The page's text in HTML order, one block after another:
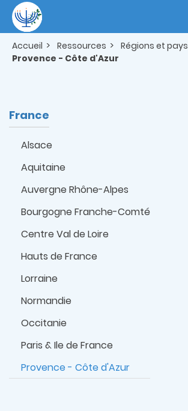
contenu
principal
Accueil Ressources Régions et pays
Provence - Côte d'Azur
France
Alsace
Aquitaine
Auvergne Rhône-Alpes
Bourgogne Franche-Comté
Centre Val de Loire
Hauts de France
Lorraine
Normandie
Occitanie
Paris & Ile de France
Provence - Côte d'Azur